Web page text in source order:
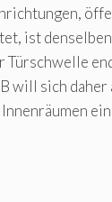
ist
Türschwelle
will sich